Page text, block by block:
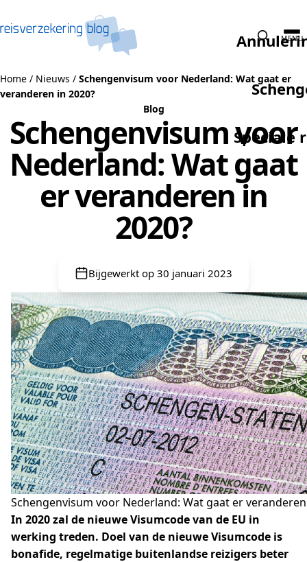
Speciale
MENU
Home / Nieuws / Schengenvisum voor Nederland: Wat gaat er
veranderen in 2020?
Blog
Schengenvisum voor
Nederland: Wat gaat
er veranderen in
2020?
Bijgewerkt op 30 januari 2023
Schengenvisum voor Nederland: Wat gaat er veranderen
In 2020 zal de nieuwe Visumcode van de EU in
werking treden. Doel van de nieuwe Visumcode is
bonafide, regelmatige buitenlandse reizigers beter